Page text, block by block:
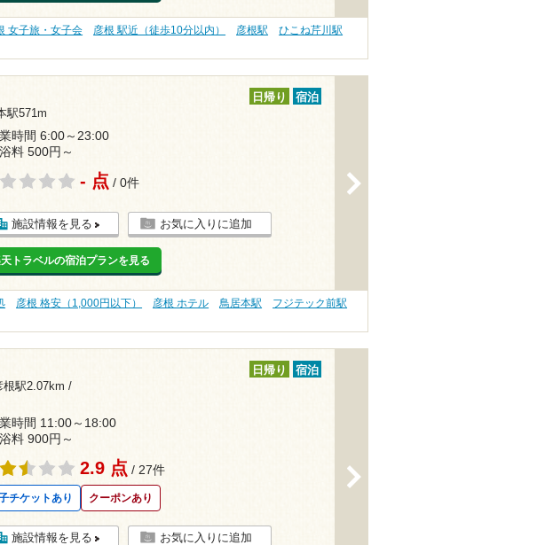
女子旅・女子会 彦根 駅近（徒歩10分以内） 彦根駅
ひこね芹川駅
駅571m
日帰り 宿泊
時間 6:00～23:00
料 500円～
- 点 / 0件
施設情報を見る お気に入りに追加
トラベルの宿泊プランを見る
彦根 格安（1,000円以下） 彦根 ホテル 鳥居本駅
フジテック前駅
根駅2.07km /
日帰り 宿泊
時間 11:00～18:00
料 900円～
2.9 点 / 27件
チケットあり クーポンあり
施設情報を見る お気に入りに追加